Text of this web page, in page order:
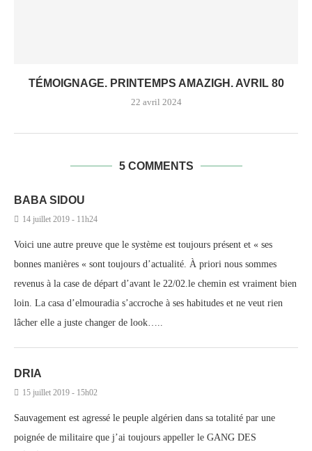
TÉMOIGNAGE. PRINTEMPS AMAZIGH. AVRIL 80
22 avril 2024
5 COMMENTS
BABA SIDOU
14 juillet 2019 - 11h24
Voici une autre preuve que le système est toujours présent et « ses
bonnes manières « sont toujours d’actualité. À priori nous sommes
revenus à la case de départ d’avant le 22/02.le chemin est vraiment bien
loin. La casa d’elmouradia s’accroche à ses habitudes et ne veut rien
lâcher elle a juste changer de look…..
DRIA
15 juillet 2019 - 15h02
Sauvagement est agressé le peuple algérien dans sa totalité par une
poignée de militaire que j’ai toujours appeller le GANG DES